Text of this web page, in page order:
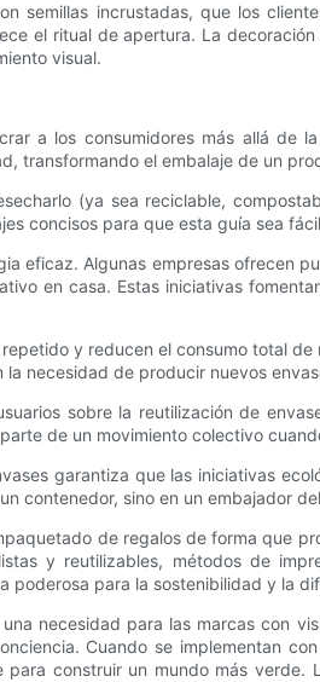
semillas incrustadas, que los
el ritual de apertura. La
visual.
a los consumidores más allá de
transformando el embalaje de un
(ya sea reciclable,
concisos para que esta guía sea
eficaz. Algunas empresas ofrecen
en casa. Estas iniciativas
y reducen el consumo total
necesidad de producir nuevos
sobre la reutilización de
de un movimiento colectivo
garantiza que las iniciativas
contenedor, sino en un embajador
de regalos de forma que
y reutilizables, métodos de
poderosa para la sostenibilidad y la
necesidad para las marcas con
Cuando se implementan
construir un mundo más